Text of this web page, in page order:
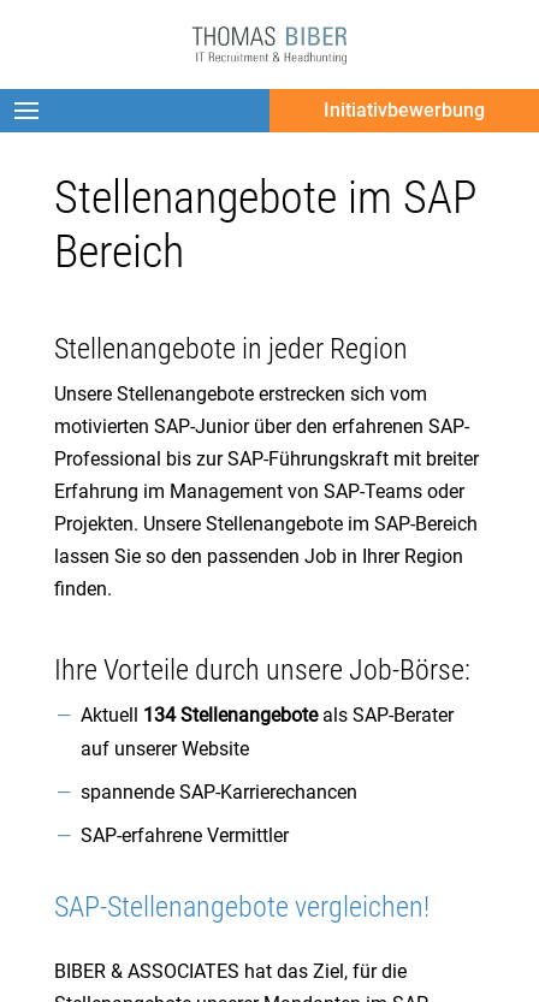
Initiativbewerbung
Stellenangebote im SAP
Bereich
Stellenangebote in jeder Region
Unsere Stellenangebote erstrecken sich vom
motivierten SAP-Junior über den erfahrenen SAP-
Professional bis zur SAP-Führungskraft mit breiter
Erfahrung im Management von SAP-Teams oder
Projekten. Unsere Stellenangebote im SAP-Bereich
lassen Sie so den passenden Job in Ihrer Region
finden.
Ihre Vorteile durch unsere Job-Börse:
Aktuell 134 Stellenangebote als SAP-Berater
auf unserer Website
spannende SAP-Karrierechancen
SAP-erfahrene Vermittler
SAP-Stellenangebote vergleichen!
BIBER & ASSOCIATES hat das Ziel, für die